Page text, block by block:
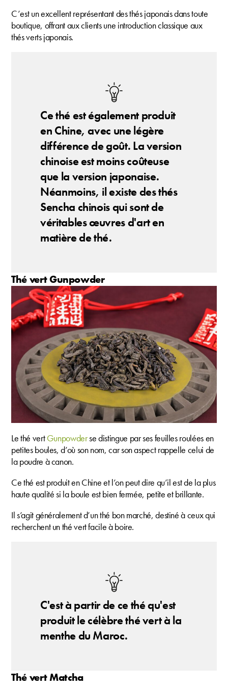
C’est un excellent représentant des thés japonais dans toute
boutique, offrant aux clients une introduction classique aux
thés verts japonais.
Ce thé est également produit
en Chine, avec une légère
différence de goût. La version
chinoise est moins coûteuse
que la version japonaise.
Néanmoins, il existe des thés
Sencha chinois qui sont de
véritables œuvres d'art en
matière de thé.
Thé vert Gunpowder
Le thé vertGunpowderse distingue par ses feuilles roulées en
petites boules, d’où son nom, car son aspect rappelle celui de
la poudre à canon.
Ce thé est produit en Chine et l’on peut dire qu’il est de la plus
haute qualité si la boule est bien fermée, petite et brillante.
Il s’agit généralement d’un thé bon marché, destiné à ceux qui
recherchent un thé vert facile à boire.
C'est à partir de ce thé qu'est
produit le célèbre thé vert à la
menthe du Maroc.
Thé vert Matcha